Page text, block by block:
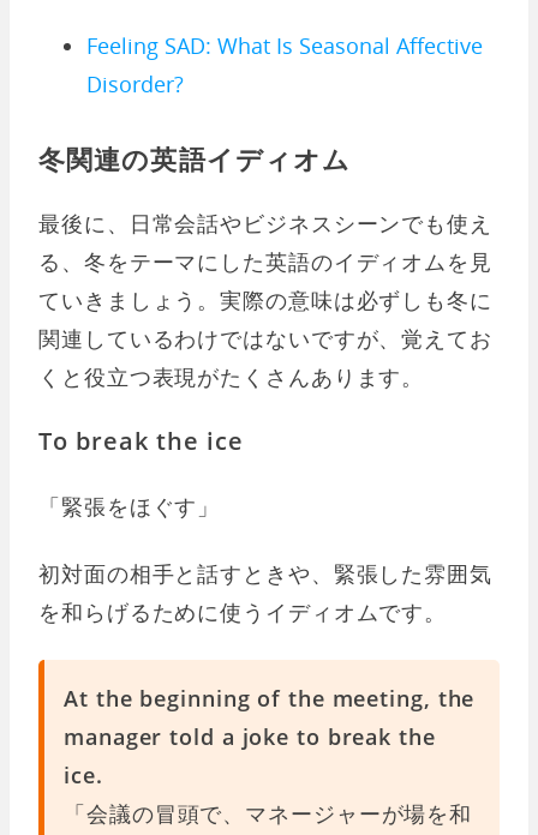
Feeling SAD: What Is Seasonal Affective
Disorder?
冬関連の英語イディオム
最後に、日常会話やビジネスシーンでも使え
る、冬をテーマにした英語のイディオムを見
ていきましょう。実際の意味は必ずしも冬に
関連しているわけではないですが、覚えてお
くと役立つ表現がたくさんあります。
To break the ice
「緊張をほぐす」
初対面の相手と話すときや、緊張した雰囲気
を和らげるために使うイディオムです。
At the beginning of the meeting, the
manager told a joke to break the
ice.
「会議の冒頭で、マネージャーが場を和